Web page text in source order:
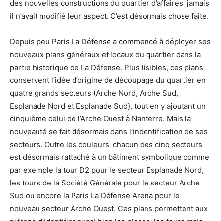
des nouvelles constructions du quartier d’affaires, jamais
il n’avait modifié leur aspect. C’est désormais chose faite.
Depuis peu Paris La Défense a commencé à déployer ses
nouveaux plans généraux et locaux du quartier dans la
partie historique de La Défense. Plus lisibles, ces plans
conservent l’idée d’origine de découpage du quartier en
quatre grands secteurs (Arche Nord, Arche Sud,
Esplanade Nord et Esplanade Sud), tout en y ajoutant un
cinquième celui de l’Arche Ouest à Nanterre. Mais la
nouveauté se fait désormais dans l’indentification de ses
secteurs. Outre les couleurs, chacun des cinq secteurs
est désormais rattaché à un bâtiment symbolique comme
par exemple la tour D2 pour le secteur Esplanade Nord,
les tours de la Société Générale pour le secteur Arche
Sud ou encore la Paris La Défense Arena pour le
nouveau secteur Arche Ouest. Ces plans permettent aux